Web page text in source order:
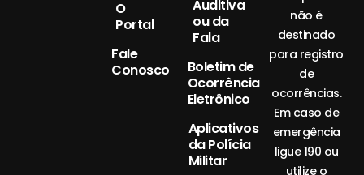
O
Portal
Fale
Conosco
Auditiva
ou da
Fala
Boletim de
Ocorrência
Eletrônico
Aplicativos
da Polícia
Militar
não é
destinado
para registro
de
ocorrências.
Em caso de
emergência
ligue 190 ou
utilize o